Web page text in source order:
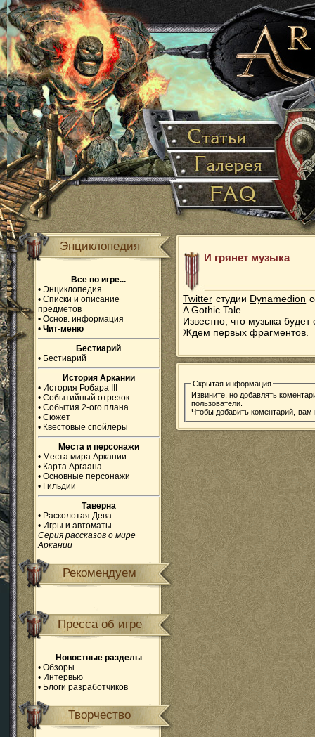
Энциклопедия
Все по игре...
• Энциклопедия
• Списки и описание
предметов
• Основ. информация
• Чит-меню
Бестиарий
• Бестиарий
История Аркании
• История Робара III
• Событийный отрезок
• События 2-ого плана
• Сюжет
• Квестовые спойлеры
Места и персонажи
• Места мира Аркании
• Карта Аргаана
• Основные персонажи
• Гильдии
Таверна
• Расколотая Дева
• Игры и автоматы
Серия рассказов о мире
Аркании
Рекомендуем
Пресса об игре
Новостные разделы
• Обзоры
• Интервью
• Блоги разработчиков
Творчество
И грянет музыка
Twitter студии Dynamedion
A Gothic Tale.
Известно, что музыка будет
Ждем первых фрагментов.
Скрытая информация
Извините, но добавлять
пользователи.
Чтобы добавить коментарий,-